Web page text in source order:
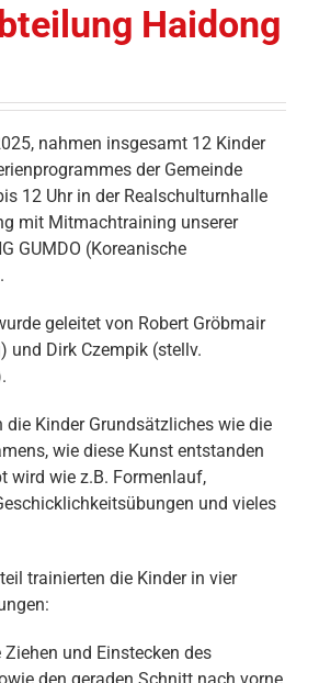
Haidong
nahmen insgesamt 12 Kinder
der Gemeinde
12 Uhr in der Realschulturnhalle
mit Mitmachtraining unserer
GUMDO (Koreanische
geleitet von Robert Gröbmair
und Dirk Czempik (stellv.
Kinder Grundsätzliches wie die
wie diese Kunst entstanden
wird wie z.B. Formenlauf,
und vieles
trainierten die Kinder in vier
Ziehen und Einstecken des